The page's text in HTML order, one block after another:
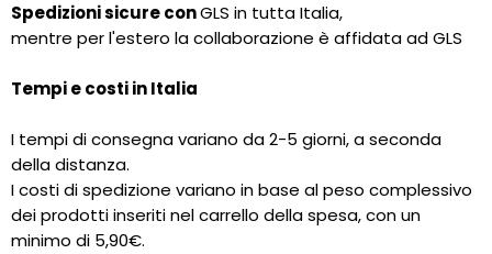
Spedizioni sicure conGLS in tutta Italia,
mentre per l'estero la collaborazione è affidata ad GLS
Tempi e costi in Italia
I tempi di consegna variano da 2-5 giorni, a seconda
della distanza.
I costi di spedizione variano in base al peso complessivo
dei prodotti inseriti nel carrello della spesa, con un
minimo di 5,90€.